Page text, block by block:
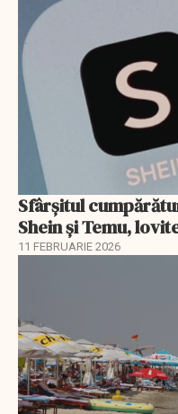
Sfârșitul
Shein și Temu,
11 FEBRUARIE 2026